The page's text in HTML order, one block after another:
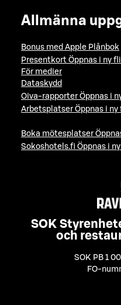
Allmänna
Bonus med Apple Plånbok
Presentkort Öppnas i ny
För medier
Dataskydd
Oiva-rapporter Öppnas i
Arbetsplatser Öppnas i ny
Boka mötesplatser
Sokoshotels.fi Öppnas i
SOK
och
SOK PB 1
FO-